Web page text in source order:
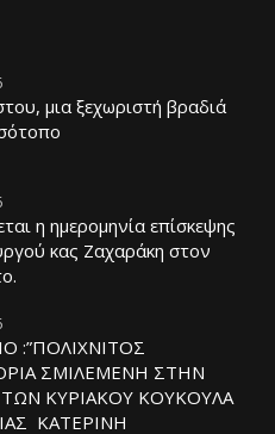
μια ξεχωριστή βραδιά
η ημερομηνία επίσκεψης
κας Ζαχαράκη στον
:”ΠΟΛΙΧΝΙΤΟΣ
ΣΜΙΛΕΜΕΝΗ ΣΤΗΝ
ΚΥΡΙΑΚΟΥ ΚΟΥΚΟΥΛΑ
ΚΑΤΕΡΙΝΗ